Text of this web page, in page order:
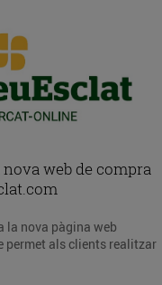
web de compra
la nova pàgina web
permet als clients realitzar